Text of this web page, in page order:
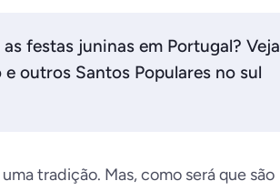
festas juninas em Portugal? Veja
outros Santos Populares no sul
tradição. Mas, como será que são